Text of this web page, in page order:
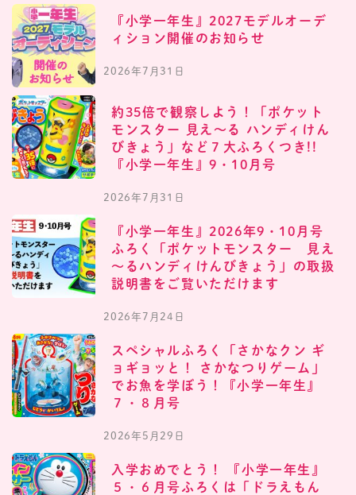
『小学一年生』2027モデルオーデ
ィション開催のお知らせ
2026年7月31日
約35倍で観察しよう！「ポケット
モンスター 見え〜る ハンディけん
びきょう」など７大ふろくつき!!
『小学一年生』9・10月号
2026年7月31日
『小学一年生』2026年9・10月号
ふろく「ポケットモンスター 見え
～るハンディけんびきょう」の取扱
説明書をご覧いただけます
2026年7月24日
スペシャルふろく「さかなクン ギ
ョギョッと！ さかなつりゲーム」
でお魚を学ぼう！『小学一年生』
７・８月号
2026年5月29日
入学おめでとう！ 『小学一年生』
５・６月号ふろくは「ドラえもん